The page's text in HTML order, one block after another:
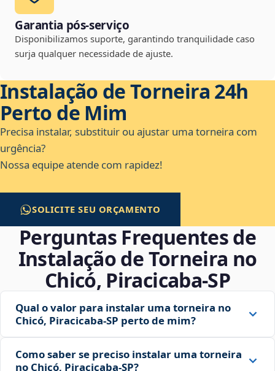
Garantia pós-serviço
Disponibilizamos suporte, garantindo tranquilidade caso
surja qualquer necessidade de ajuste.
Instalação de Torneira 24h
Perto de Mim
Precisa instalar, substituir ou ajustar uma torneira com
urgência?
Nossa equipe atende com rapidez!
SOLICITE SEU ORÇAMENTO
Perguntas Frequentes de
Instalação de Torneira no
Chicó, Piracicaba‑SP
Qual o valor para instalar uma torneira no
Chicó, Piracicaba‑SP perto de mim?
Como saber se preciso instalar uma torneira
no Chicó, Piracicaba‑SP?